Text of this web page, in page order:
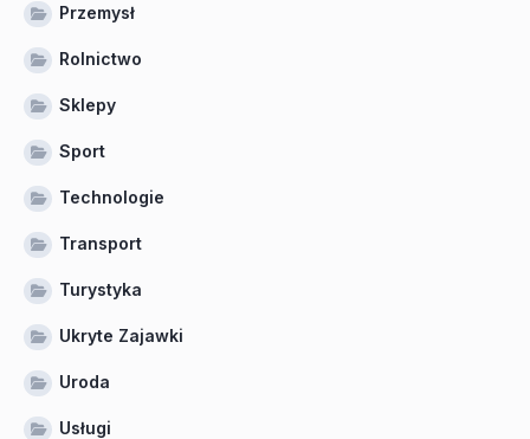
Przemysł
Rolnictwo
Sklepy
Sport
Technologie
Transport
Turystyka
Ukryte Zajawki
Uroda
Usługi